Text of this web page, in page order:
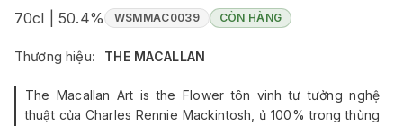
70cl | 50.4% WSMMAC0039 CÒN HÀNG
Thương hiệu: THE MACALLAN
The Macallan Art is the Flower tôn vinh tư tưởng nghệ
thuật của Charles Rennie Mackintosh, ủ 100% trong thùng